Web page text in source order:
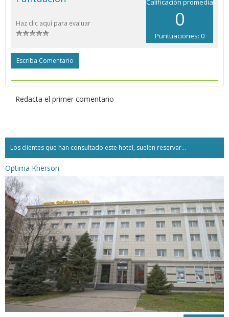
Calificación promedia
0
Puntuaciones: 0
Haz clic aquí para evaluar
Escriba Comentario
Redacta el primer comentario
Los clientes que han consultado este hotel, suelen reservar...
Optima Kherson